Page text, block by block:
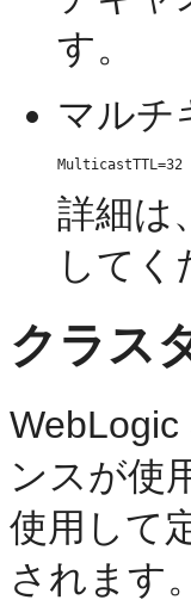
す。
マルチ
詳細は、
してく
クラス
ンスが使
使用して
されます